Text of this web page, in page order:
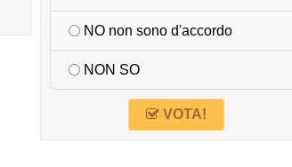
NO non sono d'accordo
NON SO
VOTA!